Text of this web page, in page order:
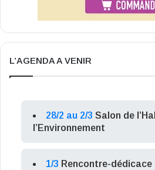
L’AGENDA A VENIR
28/2 au 2/3 Salon de
l’Environnement
1/3 Rencontre-dédicace